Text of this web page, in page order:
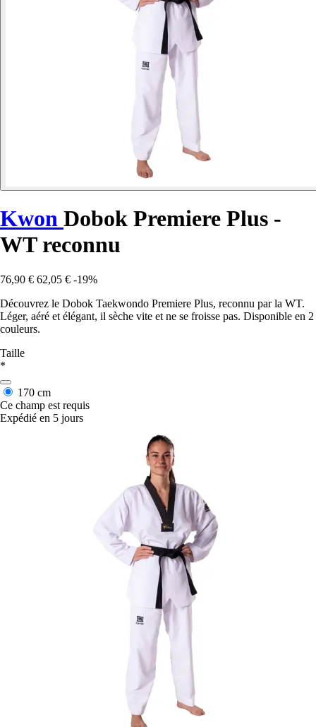
Kwon Dobok Premiere Plus -
WT reconnu
76,90 € 62,05 € -19%
Découvrez le Dobok Taekwondo Premiere Plus, reconnu par la WT.
Léger, aéré et élégant, il sèche vite et ne se froisse pas. Disponible en 2
couleurs.
Taille
*
170 cm
Ce champ est requis
Expédié en 5 jours